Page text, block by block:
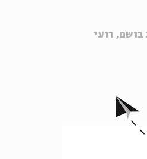
בושם, רועי